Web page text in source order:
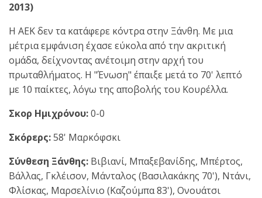
2013)
Η ΑΕΚ δεν τα κατάφερε κόντρα στην Ξάνθη. Με μια
μέτρια εμφάνιση έχασε εύκολα από την ακριτική
ομάδα, δείχνοντας ανέτοιμη στην αρχή του
πρωταθλήματος. Η "Ένωση" έπαιξε μετά το 70' λεπτό
με 10 παίκτες, λόγω της αποβολής του Κουρέλλα.
Σκορ Ημιχρόνου:0-0
Σκόρερς:58' Μαρκόφσκι
Σύνθεση Ξάνθης: Βιβιανί, Μπαξεβανίδης, Μπέρτος,
Βάλλας, Γκλέισον, Μάνταλος (Βασιλακάκης 70'), Ντάνι,
Φλίσκας, Μαρσελίνιο (Καζούμπα 83'), Ονουάτσι